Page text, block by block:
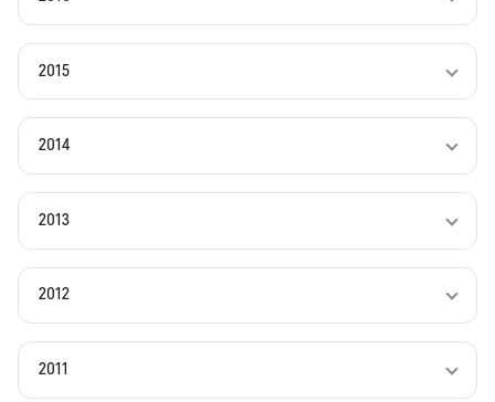
2015
2014
2013
2012
2011